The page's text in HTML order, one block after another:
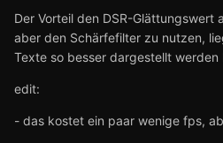
Der Vorteil den DSR-Glättungswert
aber den Schärfefilter zu nutzen,
Texte so besser dargestellt werden
edit:
- das kostet ein paar wenige fps,